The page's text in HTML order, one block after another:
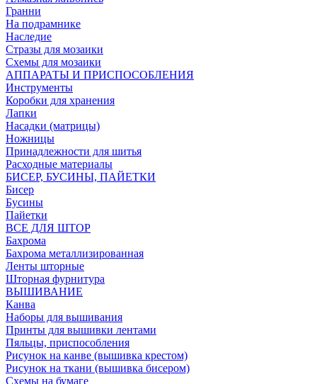
Гранни
На подрамнике
Наследие
Стразы для мозаики
Схемы для мозаики
АППАРАТЫ И ПРИСПОСОБЛЕНИЯ
Инструменты
Коробки для хранения
Лапки
Насадки (матрицы)
Ножницы
Принадлежности для шитья
Расходные материалы
БИСЕР, БУСИНЫ, ПАЙЕТКИ
Бисер
Бусины
Пайетки
ВСЕ ДЛЯ ШТОР
Бахрома
Бахрома металлизированная
Ленты шторные
Шторная фурнитура
ВЫШИВАНИЕ
Канва
Наборы для вышивания
Принты для вышивки лентами
Пяльцы, приспособления
Рисунок на канве (вышивка крестом)
Рисунок на ткани (вышивка бисером)
Схемы на бумаге